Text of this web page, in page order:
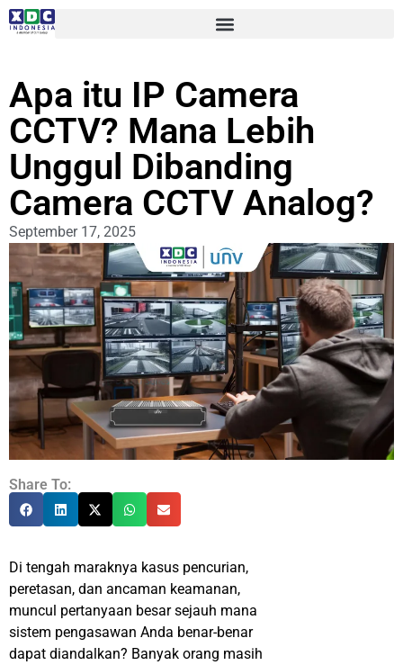
Apa itu IP Camera
CCTV? Mana Lebih
Unggul Dibanding
Camera CCTV Analog?
September 17, 2025
Share To:
Di tengah maraknya kasus pencurian,
peretasan, dan ancaman keamanan,
muncul pertanyaan besar sejauh mana
sistem pengasawan Anda benar-benar
dapat diandalkan? Banyak orang masih